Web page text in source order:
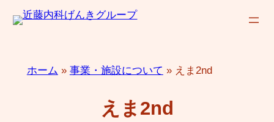
内
ホーム » 事業・施設について »えま2nd
えま2nd